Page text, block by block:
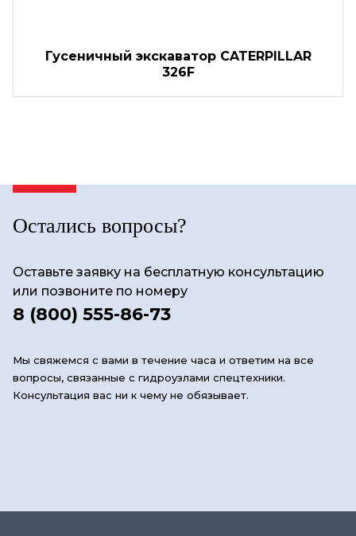
Гусеничный экскаватор CATERPILLAR
326F
Остались вопросы?
Оставьте заявку на бесплатную консультацию
или позвоните по номеру
8 (800) 555-86-73
Мы свяжемся с вами в течение часа и ответим на все
вопросы, связанные с гидроузлами спецтехники.
Консультация вас ни к чему не обязывает.